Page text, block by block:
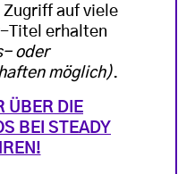
Zugriff auf viele
Titel erhalten
oder
möglich).
ÜBER DIE
BEI STEADY